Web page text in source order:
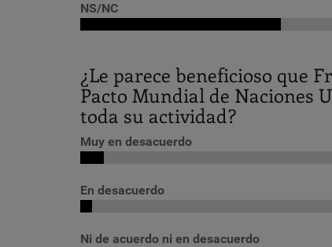
NS/NC
¿Le parece beneficioso que
Pacto Mundial de Naciones
toda su actividad?
Muy en desacuerdo
En desacuerdo
Ni de acuerdo ni en desacuerdo